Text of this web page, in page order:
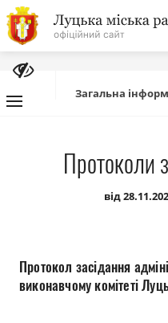
На
головну
сайту
Загальна
Протоколи
від
Протокол засідання
виконавчому комітеті